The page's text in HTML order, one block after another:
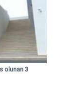
olunan 3